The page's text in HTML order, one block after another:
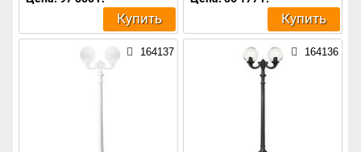
Купить Купить
164137 164136